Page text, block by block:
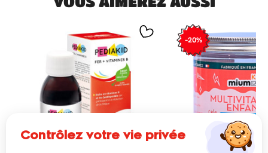
-20%
contrôlez votre vie privée